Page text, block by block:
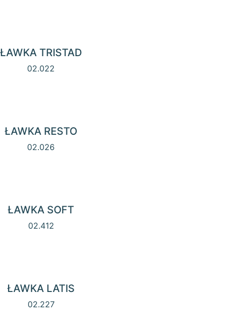
ŁAWKA TRISTAD
02.022
ŁAWKA RESTO
02.026
ŁAWKA SOFT
02.412
ŁAWKA LATIS
02.227